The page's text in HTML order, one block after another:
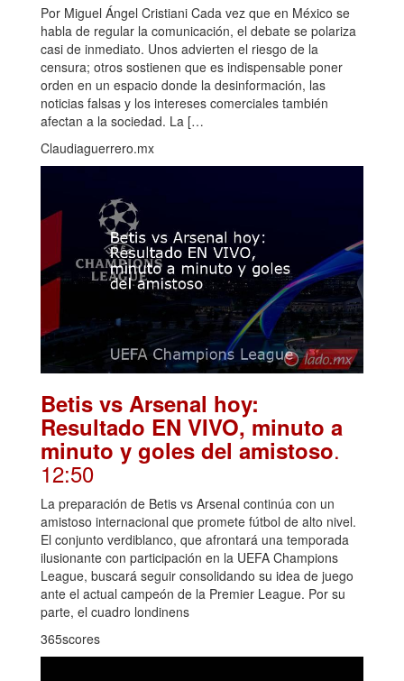
Por Miguel Ángel Cristiani Cada vez que en México se
habla de regular la comunicación, el debate se polariza
casi de inmediato. Unos advierten el riesgo de la
censura; otros sostienen que es indispensable poner
orden en un espacio donde la desinformación, las
noticias falsas y los intereses comerciales también
afectan a la sociedad. La […
Claudiaguerrero.mx
Betis vs Arsenal hoy:
Resultado EN VIVO, minuto a
minuto y goles del amistoso.
12:50
La preparación de Betis vs Arsenal continúa con un
amistoso internacional que promete fútbol de alto nivel.
El conjunto verdiblanco, que afrontará una temporada
ilusionante con participación en la UEFA Champions
League, buscará seguir consolidando su idea de juego
ante el actual campeón de la Premier League. Por su
parte, el cuadro londinens
365scores